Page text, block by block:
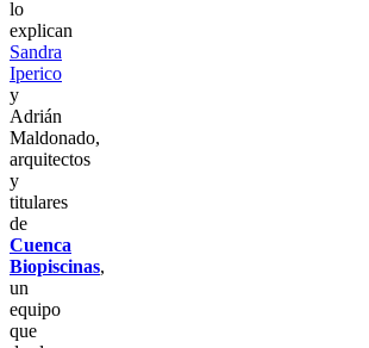
lo
explican
Sandra
Iperico
y
Adrián
Maldonado,
arquitectos
y
titulares
de
Cuenca
Biopiscinas,
un
equipo
que